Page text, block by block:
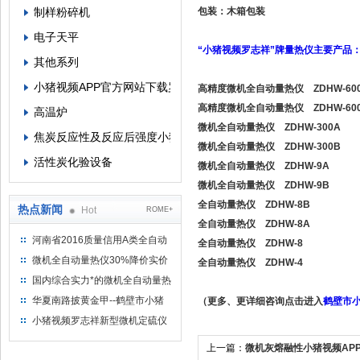
制样粉碎机
电子天平
其他系列
小猪视频APP官方网站下载罗志祥
高温炉
焦炭反应性及反应后强度小猪视频APP官方网站下载罗志祥
活性炭化验设备
热点新闻 Hot ROME+
河南省2016质量信用A类全自动
量热仪
微机全自动量热仪30%降价实价
出售
国内综合实力*的微机全自动量热
仪制造企业
华夏南路披黄金甲--鹤壁市小猪
视频罗志祥仪器仪表有限公司
小猪视频罗志祥新型微机定硫仪
包装：木箱包装
“小猪视频罗志祥”牌量热仪主要产品
高精度微机全自动量热仪 ZDHW-
高精度微机全自动量热仪 ZDHW-
微机全自动量热仪 ZDHW-300A
微机全自动量热仪 ZDHW-300B
微机全自动量热仪 ZDHW-9A
微机全自动量热仪 ZDHW-9B
全自动量热仪 ZDHW-8B
全自动量热仪 ZDHW-8A
全自动量热仪 ZDHW-8
全自动量热仪 ZDHW-4
（更多、更详细咨询点击进入鹤壁市
上一篇： 微机灰熔融性小猪视频